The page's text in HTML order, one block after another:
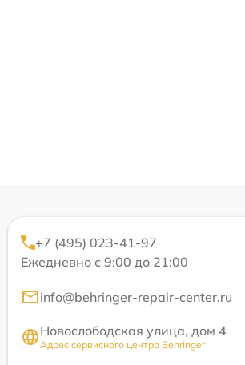
+7 (495) 023-41-97
Ежедневно с 9:00 до 21:00
info@behringer-repair-center.ru
Новослободская улица, дом 4
Адрес сервисного центра Behringer